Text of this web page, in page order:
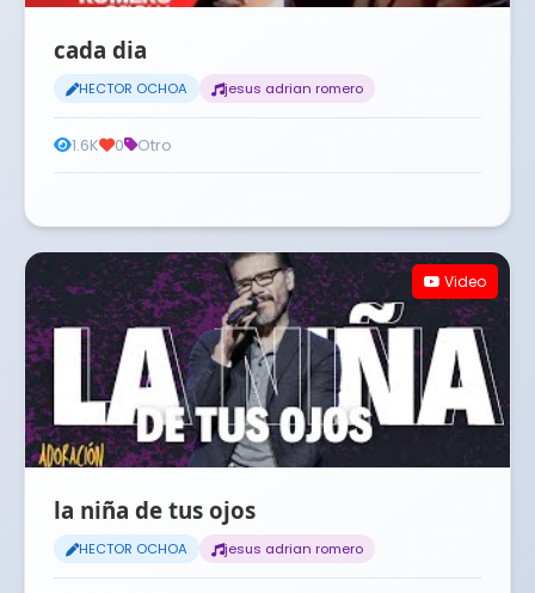
cada dia
HECTOR OCHOA jesus adrian romero
1.6K 0 Otro
Video
la niña de tus ojos
HECTOR OCHOA jesus adrian romero